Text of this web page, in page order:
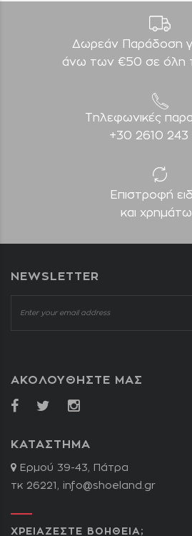
Δωρεάν Παράδοση
άνω των €50 σε όλη
Τηλεφωνικές
+30 2610 243
Επιστροφή
και
NEWSLETTER
ΑΚΟΛΟΥΘΗΣΤΕ ΜΑΣ
ΚΑΤΑΣΤΗΜΑ
Ερμού 39-43, Πάτρα
τκ 26221, info@shoeland.gr
ΧΡΕΙΑΖΕΣΤΕ ΒΟΗΘΕΙΑ;